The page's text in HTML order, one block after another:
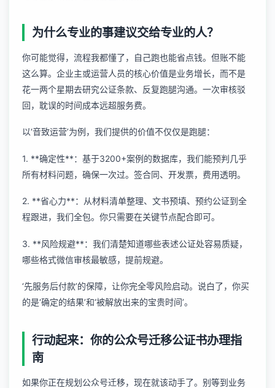
为什么专业的事建议交给专业的人？
你可能觉得，流程我都懂了，自己跑也能省点钱。但账不能
这么算。企业主或运营人员的核心价值是业务增长，而不是
花一两个星期去研究公证条款、反复跑腿沟通。一次审核驳
回，耽误的时间成本远超服务费。
以‘音致运营’为例，我们提供的价值不仅仅是跑腿：
1. **确定性**：基于3200+案例的数据库，我们能预判几乎
所有材料问题，确保一次过。签合同、开发票，费用透明。
2. **省心力**：从材料清单整理、文书预填、预约公证到全
程跟进，我们全包。你只需要在关键节点配合即可。
3. **风险规避**：我们清楚知道哪些表述公证处容易质疑，
哪些格式微信审核最敏感，提前规避。
‘先服务后付款’的保障，让你完全零风险启动。说白了，你买
的是‘确定的结果’和‘被解放出来的宝贵时间’。
行动起来：你的公众号迁移公证书办理指
南
如果你正在规划公众号迁移，现在就该动手了。别等到业务